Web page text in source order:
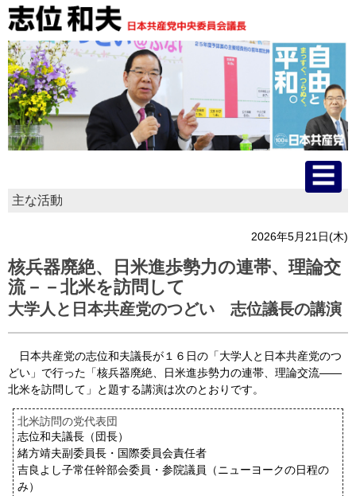
プロフィール
主な活動
国会質問
会見・発言集
論文・著書
主な活動
2026年5月21日(木)
核兵器廃絶、日米進歩勢力の連帯、理論交
流－－北米を訪問して
大学人と日本共産党のつどい 志位議長の講演
日本共産党の志位和夫議長が１６日の「大学人と日本共産党のつ
どい」で行った「核兵器廃絶、日米進歩勢力の連帯、理論交流――
北米を訪問して」と題する講演は次のとおりです。
北米訪問の党代表団
志位和夫議長（団長）
緒方靖夫副委員長・国際委員会責任者
吉良よし子常任幹部会委員・参院議員（ニューヨークの日程の
み）